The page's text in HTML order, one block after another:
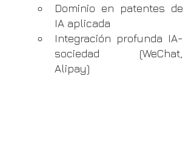
Dominio en patentes de
IA aplicada
Integración profunda IA-
sociedad (WeChat,
Alipay)